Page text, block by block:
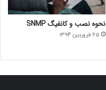
نحوه نصب و کانفیگ SNMP
25 فروردین 1394